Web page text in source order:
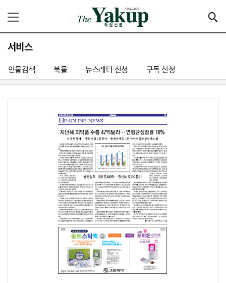
서비스
인물검색 북몰 뉴스레터 신청 구독 신청